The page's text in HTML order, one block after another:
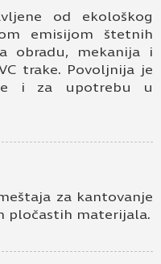
od ekološkog
emisijom štetnih
obradu, mekanija i
trake. Povoljnija je
i za upotrebu u
za kantovanje
pločastih materijala.